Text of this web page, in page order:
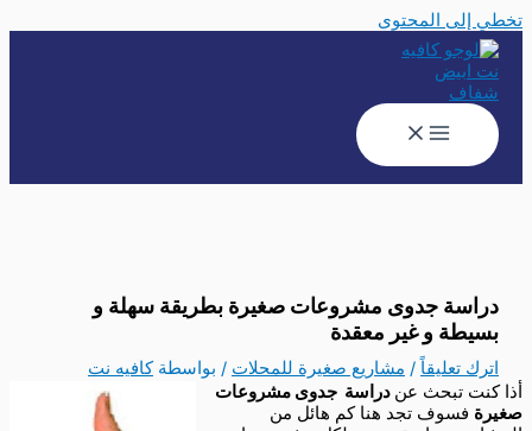
تخطي إلى المحتوى
دراسة جدوى مشروعات صغيرة بطريقة سهلة و
بسيطة و غير معقدة
اترك تعليقاً / مشاريع صغيرة للمحلات / بواسطة كافيه نت
أذا كنت تبحث عن دراسة جدوى مشروعات
صغيرة فسوف تجد هنا كم هائل من